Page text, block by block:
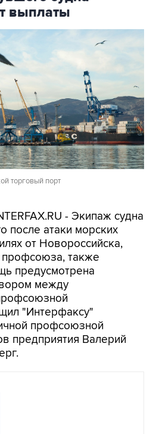
выплаты
торговый порт
- Экипаж судна
после атаки морских
от Новороссийска,
профсоюза, также
предусмотрена
между
"Интерфаксу"
профсоюзной
предприятия Валерий